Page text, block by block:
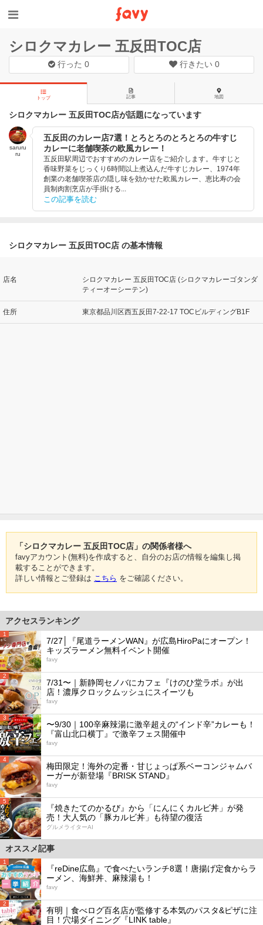
シロクマカレー 五反田TOC店
行った0 行きたい 0
トップ 記事 地図
シロクマカレー 五反田TOC店が話題になっています
saruru
ru
五反田のカレー店7選！とろとろのとろとろの牛すじ
カレーに老舗喫茶の欧風カレー！
五反田駅周辺でおすすめのカレー店をご紹介します。牛すじと
香味野菜をじっくり6時間以上煮込んだ牛すじカレー、1974年
創業の老舗喫茶店の隠し味を効かせた欧風カレー、恵比寿の会
員制肉割烹店が手掛ける...
この記事を読む
シロクマカレー 五反田TOC店 の基本情報
店名
シロクマカレー 五反田TOC店 (シロクマカレーゴタンダ
ティーオーシーテン)
住所 東京都品川区西五反田7-22-17 TOCビルディングB1F
「シロクマカレー 五反田TOC店」の関係者様へ
favyアカウント(無料)を作成すると、自分のお店の情報を編集し掲
載することができます。
詳しい情報とご登録は こちら をご確認ください。
アクセスランキング
1
7/27│『尾道ラーメンWAN』が広島HiroPaにオープン！
キッズラーメン無料イベント開催
favy
2
7/31〜｜新静岡セノバにカフェ『けのひ堂ラボ』が出
店！濃厚クロックムッシュにスイーツも
favy
3
〜9/30｜100辛麻辣湯に激辛超えの“インド辛”カレーも！
『富山北口横丁』で激辛フェス開催中
favy
4
梅田限定！海外の定番・甘じょっぱ系ベーコンジャムバ
ーガーが新登場『BRISK STAND』
favy
5
『焼きたてのかるび』から「にんにくカルビ丼」が発
売！大人気の「豚カルビ丼」も待望の復活
グルメライターAI
オススメ記事
1
『reDine広島』で食べたいランチ8選！唐揚げ定食からラ
ーメン、海鮮丼、麻辣湯も！
favy
2
有明｜食べログ百名店が監修する本気のパスタ&ピザに注
目！穴場ダイニング『LINK table』